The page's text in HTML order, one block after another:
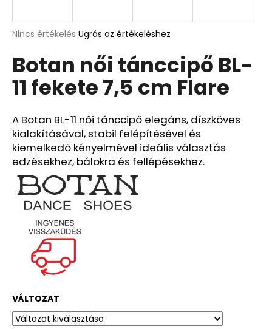
A
átlagos
értékelése
5-
csillag.
Nincs értékelés Ugrás az értékeléshez
Botan női tánccipő BL-
11 fekete 7,5 cm Flare
A Botan BL-11 női tánccipő elegáns, díszköves
kialakításával, stabil felépítésével és
kiemelkedő kényelmével ideális választás
edzésekhez, bálokra és fellépésekhez.
VÁLTOZAT
A
á
n
u
k